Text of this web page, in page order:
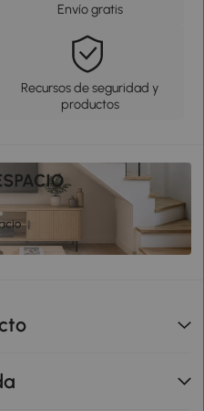
Envío gratis
Recursos de seguridad y
productos